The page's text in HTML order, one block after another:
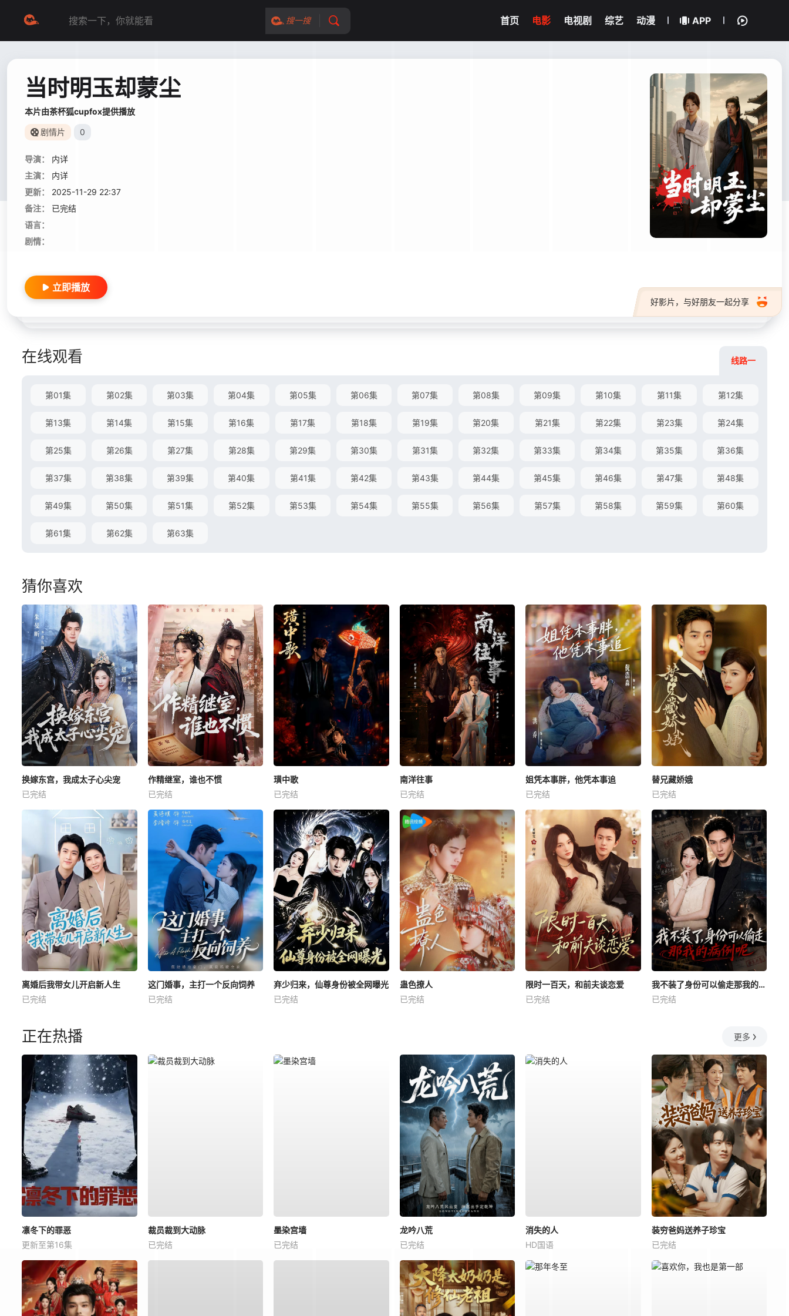
搜一搜 首页 电影 电视剧 综艺 动漫 APP
当时明玉却蒙尘
本片由茶杯狐cupfox提供播放
剧情片 0
导演：
内详
主演：
内详
更新：
2025-11-29 22:37
备注：
已完结
语言：
剧情：
好影片，与好朋友一起分享
立即播放
在线观看 线路一
第01集 第02集 第03集 第04集 第05集 第06集 第07集 第08集 第09集 第10集 第11集 第12集
第13集 第14集 第15集 第16集 第17集 第18集 第19集 第20集 第21集 第22集 第23集 第24集
第25集 第26集 第27集 第28集 第29集 第30集 第31集 第32集 第33集 第34集 第35集 第36集
第37集 第38集 第39集 第40集 第41集 第42集 第43集 第44集 第45集 第46集 第47集 第48集
第49集 第50集 第51集 第52集 第53集 第54集 第55集 第56集 第57集 第58集 第59集 第60集
第61集 第62集 第63集
猜你喜欢
换嫁东宫，我成太子心尖宠
已完结
作精继室，谁也不惯
已完结
璜中歌
已完结
南洋往事
已完结
姐凭本事胖，他凭本事追
已完结
替兄藏娇娥
已完结
离婚后我带女儿开启新人生
已完结
这门婚事，主打一个反向饲养
已完结
弃少归来，仙尊身份被全网曝光
已完结
蛊色撩人
已完结
限时一百天，和前夫谈恋爱
已完结
我不装了身份可以偷走那我的病例呢
已完结
正在热播 更多
凛冬下的罪恶
更新至第16集
裁员裁到大动脉
已完结
墨染宫墙
已完结
龙吟八荒
已完结
消失的人
HD国语
装穷爸妈送养子珍宝
已完结